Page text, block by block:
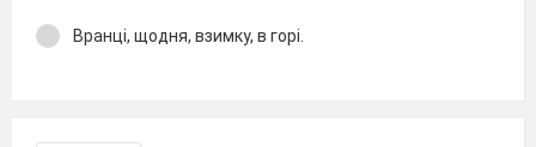
Вранці, щодня, взимку, в горі.